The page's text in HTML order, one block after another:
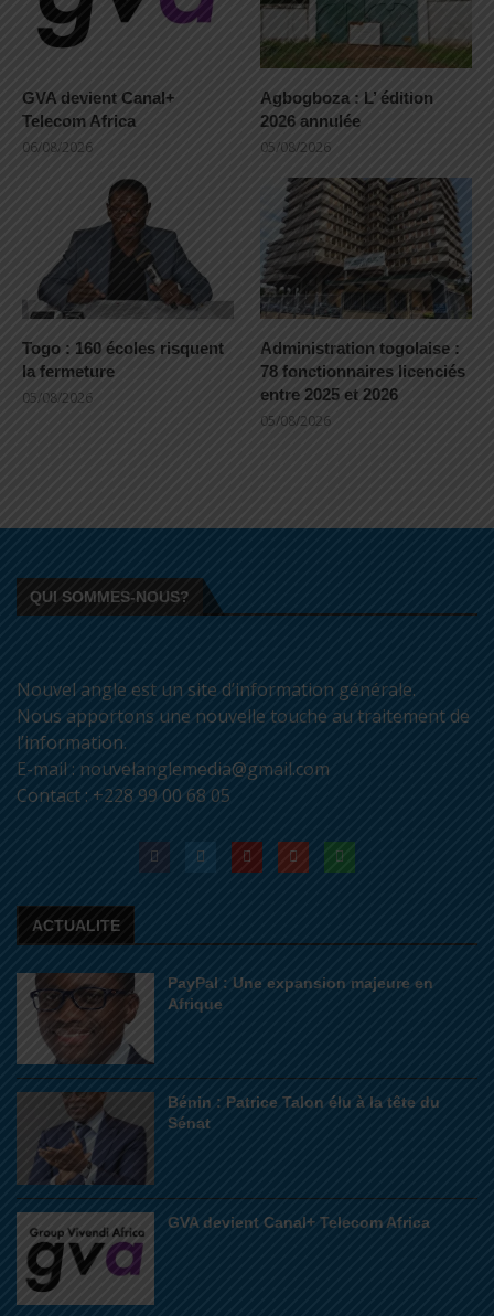
GVA devient Canal+
Telecom Africa
06/08/2026
Agbogboza : L’ édition
2026 annulée
05/08/2026
Togo : 160 écoles risquent
la fermeture
05/08/2026
Administration togolaise :
78 fonctionnaires licenciés
entre 2025 et 2026
05/08/2026
QUI SOMMES-NOUS?
Nouvel angle est un site d’information générale.
Nous apportons une nouvelle touche au traitement de
l’information.
E-mail : nouvelanglemedia@gmail.com
Contact : +228 99 00 68 05
ACTUALITE
PayPal : Une expansion majeure en
Afrique
Bénin : Patrice Talon élu à la tête du
Sénat
GVA devient Canal+ Telecom Africa